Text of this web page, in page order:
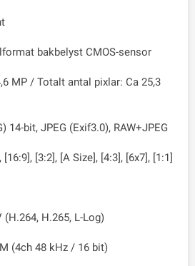
bakbelyst CMOS-sensor
MP / Totalt antal pixlar: Ca 25,3
14-bit, JPEG (Exif3.0), RAW+JPEG
[16:9], [3:2], [A Size], [4:3], [6x7], [1:1]
(H.264, H.265, L-Log)
(4ch 48 kHz / 16 bit)